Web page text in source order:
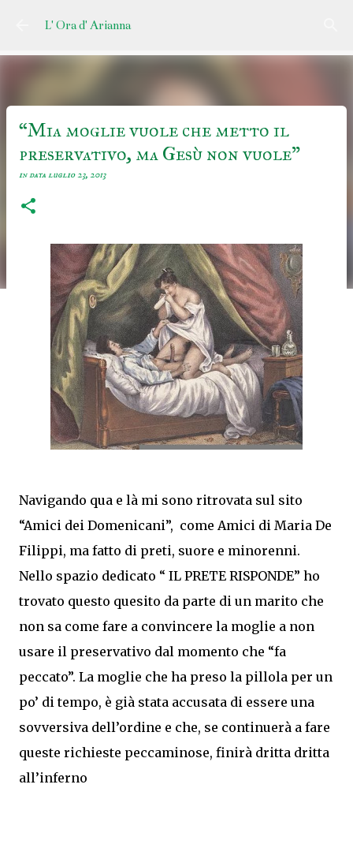
Passa ai contenuti principali
L' Ora d' Arianna
“Mia moglie vuole che metto il
preservativo, ma Gesù non vuole”
in data luglio 23, 2013
Navigando qua e là mi sono ritrovata sul sito
“Amici dei Domenicani”, come Amici di Maria De
Filippi, ma fatto di preti, suore e minorenni.
Nello spazio dedicato “ IL PRETE RISPONDE” ho
trovato questo quesito da parte di un marito che
non sa come fare a convincere la moglie a non
usare il preservativo dal momento che “fa
peccato”. La moglie che ha preso la pillola per un
po’ di tempo, è già stata accusata di essere una
sovversiva dell’ordine e che, se continuerà a fare
queste richieste peccaminose, finirà dritta dritta
all’inferno